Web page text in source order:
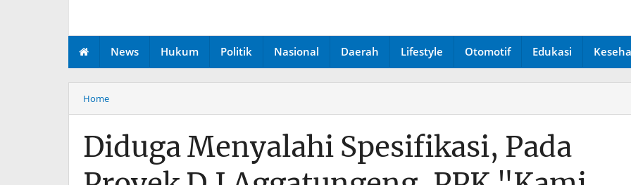
News Hukum Politik Nasional Daerah Lifestyle Otomotif Edukasi
Home
Diduga Menyalahi Spesifikasi, Pada